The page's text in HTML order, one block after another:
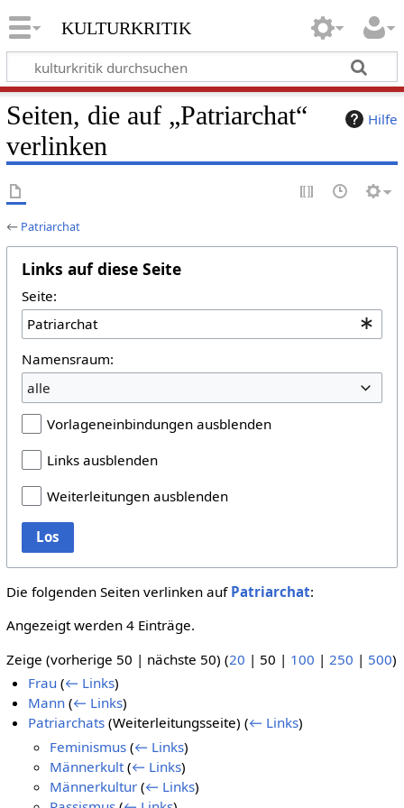
kulturkritik
Hilfe
Seiten, die auf „Patriarchat“
verlinken
← Patriarchat
Links auf diese Seite
Seite:
Namensraum:
alle
Vorlageneinbindungen ausblenden
Links ausblenden
Weiterleitungen ausblenden
Los
Die folgenden Seiten verlinken auf Patriarchat:
Angezeigt werden 4 Einträge.
Zeige (vorherige 50 | nächste 50) (20 | 50 | 100 | 250 | 500)
Frau (← Links)
Mann (← Links)
Patriarchats (Weiterleitungsseite)(← Links)
Feminismus (← Links)
Männerkult (← Links)
Männerkultur (← Links)